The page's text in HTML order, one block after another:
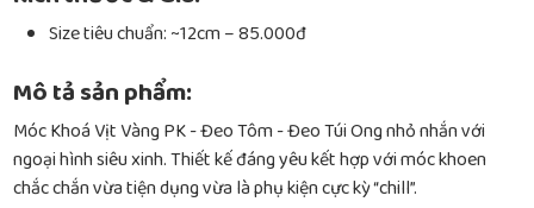
Size tiêu chuẩn: ~12cm – 85.000đ
Mô tả sản phẩm:
Móc Khoá Vịt Vàng PK - Đeo Tôm - Đeo Túi Ong nhỏ nhắn với
ngoại hình siêu xinh. Thiết kế đáng yêu kết hợp với móc khoen
chắc chắn vừa tiện dụng vừa là phụ kiện cực kỳ “chill”.